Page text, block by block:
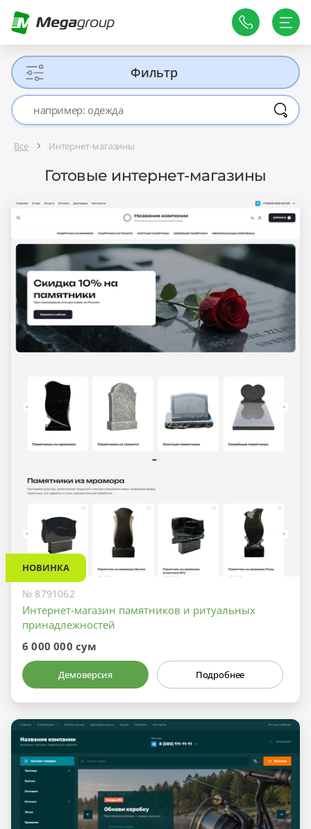
Фильтр
Все Интернет-магазины
Готовые интернет-магазины
НОВИНКА
№ 8791062
Интернет-магазин памятников и ритуальных
принадлежностей
6 000 000 сум
Демоверсия Подробнее